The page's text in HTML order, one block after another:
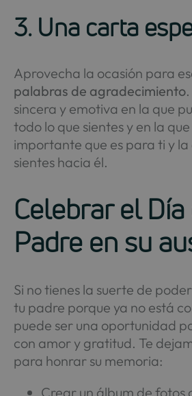
3. Una carta
Aprovecha la ocasión para
palabras de agradecimiento
sincera y emotiva en la que
todo lo que sientes y en la
importante que es para ti y
sientes hacia él.
Celebrar el Día
Padre en su
Si no tienes la suerte de
tu padre porque ya no está
puede ser una oportunidad
con amor y gratitud. Te
para honrar su memoria:
Crear un álbum de fotos